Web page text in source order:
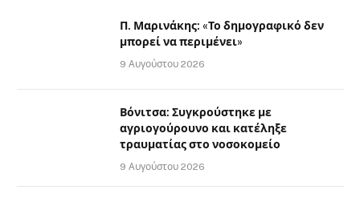
Π. Μαρινάκης: «Το δημογραφικό δεν
μπορεί να περιμένει»
9 Αυγούστου 2026
Βόνιτσα: Συγκρούστηκε με
αγριογούρουνο και κατέληξε
τραυματίας στο νοσοκομείο
9 Αυγούστου 2026